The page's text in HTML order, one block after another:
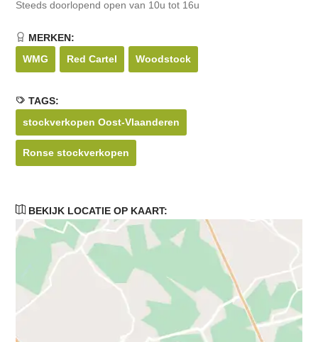
Steeds doorlopend open van 10u tot 16u
MERKEN:
WMG
Red Cartel Woodstock
TAGS:
stockverkopen Oost-Vlaanderen
Ronse stockverkopen
BEKIJK LOCATIE OP KAART: